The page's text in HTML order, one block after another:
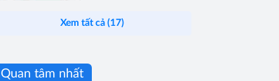
Xem tất cả (17)
Quan tâm nhất